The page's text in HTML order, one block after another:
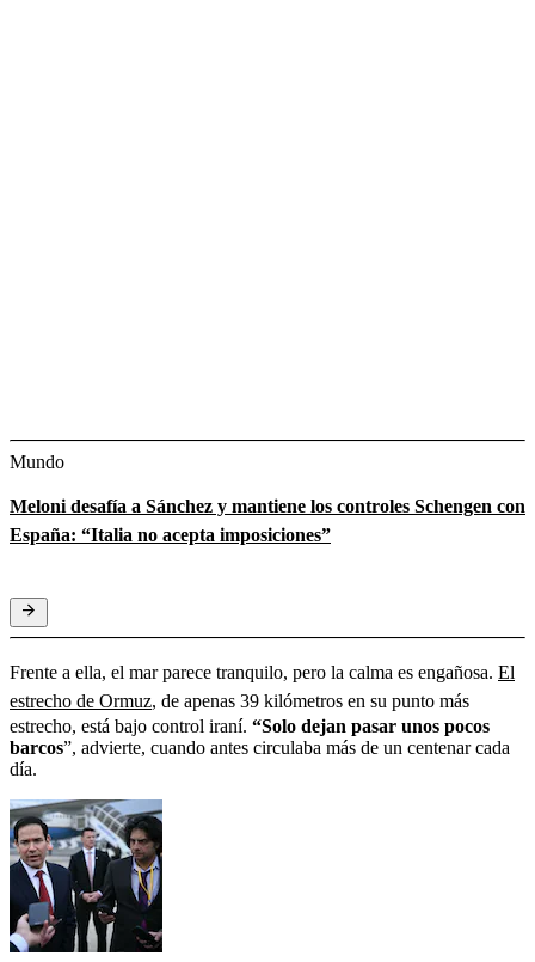
Mundo
Meloni desafía a Sánchez y mantiene los controles Schengen con
España: “Italia no acepta imposiciones”
Frente a ella, el mar parece tranquilo, pero la calma es engañosa. El
estrecho de Ormuz, de apenas 39 kilómetros en su punto más
estrecho, está bajo control iraní. “Solo dejan pasar unos pocos
barcos”, advierte, cuando antes circulaba más de un centenar cada
día.